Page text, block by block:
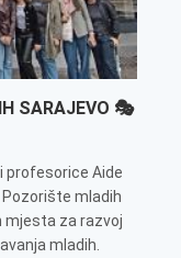
SARAJEVO 🎭
profesorice Aide
mladih
mjesta za razvoj
mladih.